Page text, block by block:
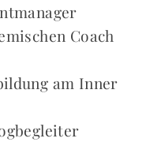
Coach
am Inner